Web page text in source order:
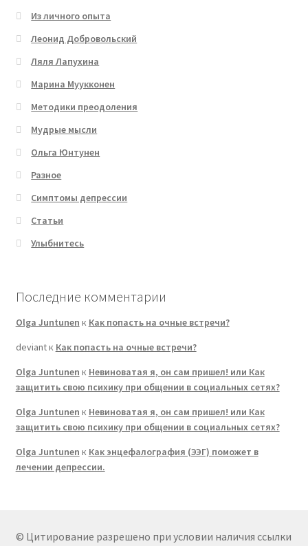
Из личного опыта
Леонид Добровольский
Ляля Лапухина
Марина Муукконен
Методики преодоления
Мудрые мысли
Ольга Юнтунен
Разное
Симптомы депрессии
Статьи
Улыбнитесь
Последние комментарии
Olga Juntunen к Как попасть на очные встречи?
deviantк Как попасть на очные встречи?
Olga Juntunen к Невиноватая я, он сам пришел! или Как
защитить свою психику при общении в социальных сетях?
Olga Juntunen к Невиноватая я, он сам пришел! или Как
защитить свою психику при общении в социальных сетях?
Olga Juntunen к Как энцефалография (ЭЭГ) поможет в
лечении депрессии.
© Цитирование разрешено при условии наличия ссылки